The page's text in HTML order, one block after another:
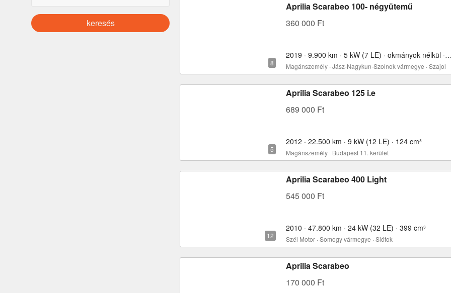
keresés
Aprilia Scarabeo 100- négyütemű
360 000 Ft
2019 · 9.900 km · 5 kW (7 LE) · okmányok nélkül · 98 cm³
Magánszemély · Jász-Nagykun-Szolnok vármegye · Szajol
Aprilia Scarabeo 125 i.e
689 000 Ft
2012 · 22.500 km · 9 kW (12 LE) · 124 cm³
Magánszemély · Budapest 11. kerület
Aprilia Scarabeo 400 Light
545 000 Ft
2010 · 47.800 km · 24 kW (32 LE) · 399 cm³
Szél Motor · Somogy vármegye · Siófok
Aprilia Scarabeo
170 000 Ft